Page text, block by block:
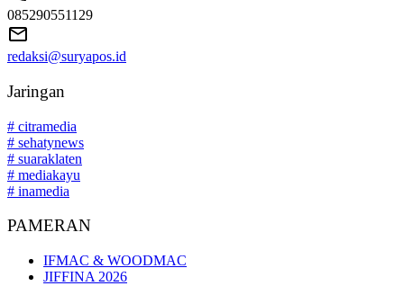
085290551129
redaksi@suryapos.id
Jaringan
# citramedia
# sehatynews
# suaraklaten
# mediakayu
# inamedia
PAMERAN
IFMAC & WOODMAC
JIFFINA 2026